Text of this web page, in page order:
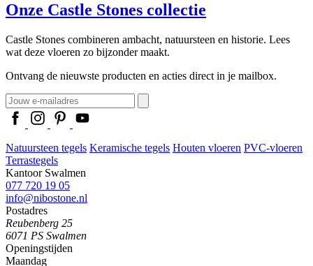
Onze Castle Stones collectie
Castle Stones combineren ambacht, natuursteen en historie. Lees
wat deze vloeren zo bijzonder maakt.
Ontvang de nieuwste producten en acties direct in je mailbox.
Natuursteen tegels Keramische tegels Houten vloeren PVC-vloeren
Terrastegels
Kantoor Swalmen
077 720 19 05
info@nibostone.nl
Postadres
Reubenberg 25
6071 PS Swalmen
Openingstijden
Maandag